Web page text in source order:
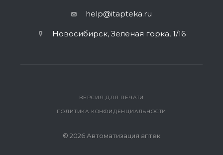
help@itapteka.ru
Новосибирск, Зеленая горка, 1/16
ВЕРСИЯ ДЛЯ ПЕЧАТИ
ПОЛИТИКА КОНФИДЕНЦИАЛЬНОСТИ
© 2026 Автоматизация аптек